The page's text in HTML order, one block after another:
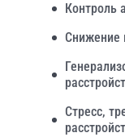
Контроль
Снижение
Стресс,